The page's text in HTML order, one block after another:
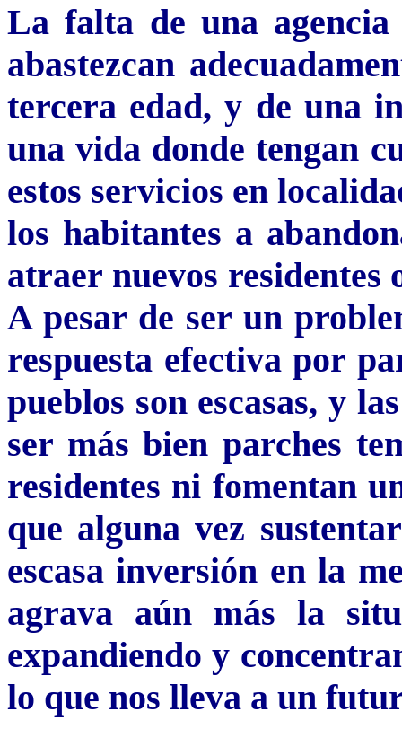
La falta de una agencia
abastezcan
tercera edad, y de una
una vida donde tengan
estos servicios en
los habitantes a
atraer nuevos
A pesar de ser un
respuesta efectiva por
pueblos son escasas, y
ser más bien parches
residentes ni fomentan
que alguna vez
escasa inversión en la
agrava aún más la
expandiendo y
lo que nos lleva a un